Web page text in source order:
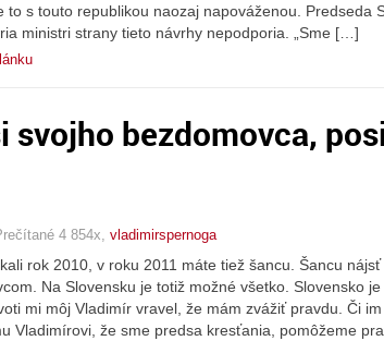
to s touto republikou naozaj napováženou. Predseda
ministri strany tieto návrhy nepodporia. „Sme […]
svojho bezdomovca,
4 854x, vladimirspernoga
rok 2010, v roku 2011 máte tiež šancu. Šancu
Na Slovensku je totiž možné všetko. Slovensko
mi môj Vladimír vravel, že mám zvážiť pravdu. Či
Vladimírovi, že sme predsa kresťania, pomôžeme